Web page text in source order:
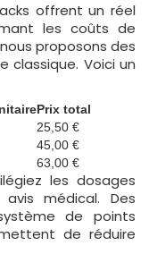
offrent un réel
les coûts de
proposons des
classique. Voici un
Prix total
25,50 €
45,00 €
63,00 €
les dosages
médical. Des
de points
de réduire